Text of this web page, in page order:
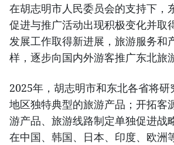
在胡志明市人民委员会的支持下，
促进与推广活动出现积极变化并取
发展工作取得新进展，旅游服务和
样，逐步向国内外游客推广东北旅
2025年，胡志明市和东北各省将研
地区独特典型的旅游产品；开拓客
游产品、旅游线路制定单独促进战
在中国、韩国、日本、印度、欧洲